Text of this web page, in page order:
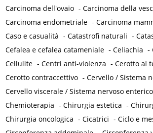
Carcinoma dell'ovaio -Carcinoma della
Carcinoma endometriale -Carcinoma
Caso e casualità -Catastrofi naturali -
Cefalea e cefalea catameniale -Celiachia -
Cellulite -Centri anti-violenza -Cerotto al
Cerotto contraccettivo -Cervello / Sistema
Cervello viscerale / Sistema nervoso enterico
Chemioterapia -Chirurgia estetica -
Chirurgia oncologica -Cicatrici -Ciclo e